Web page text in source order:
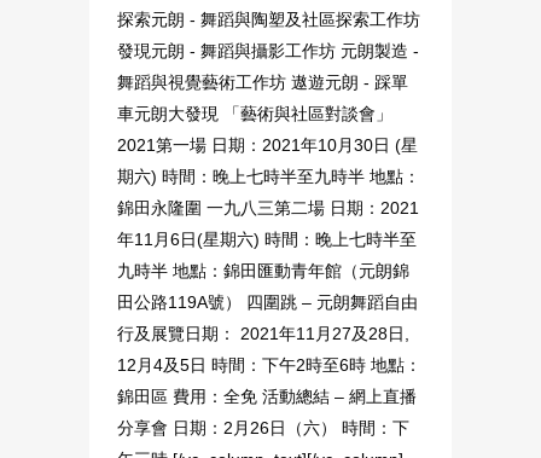
探索元朗 - 舞蹈與陶塑及社區探索工作坊
發現元朗 - 舞蹈與攝影工作坊 元朗製造 -
舞蹈與視覺藝術工作坊 遨遊元朗 - 踩單
車元朗大發現 「藝術與社區對談會」
2021第一場 日期：2021年10月30日 (星
期六) 時間：晚上七時半至九時半 地點：
錦田永隆圍 一九八三第二場 日期：2021
年11月6日(星期六) 時間：晚上七時半至
九時半 地點：錦田匯動青年館（元朗錦
田公路119A號） 四圍跳 – 元朗舞蹈自由
行及展覽日期： 2021年11月27及28日,
12月4及5日 時間：下午2時至6時 地點：
錦田區 費用：全免 活動總結 – 網上直播
分享會 日期：2月26日（六） 時間：下